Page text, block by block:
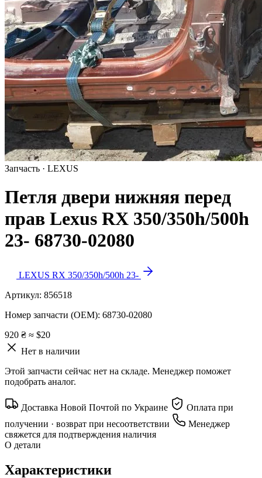
Запчасть · LEXUS
Петля двери нижняя перед
прав Lexus RX 350/350h/500h
23- 68730-02080
LEXUS RX 350/350h/500h 23-
Артикул: 856518
Номер запчасти (OEM): 68730-02080
920 ₴ ≈ $20
Нет в наличии
Этой запчасти сейчас нет на складе. Менеджер поможет
подобрать аналог.
Доставка Новой Почтой по Украине
Оплата при
получении · возврат при несоответствии
Менеджер
свяжется для подтверждения наличия
О детали
Характеристики